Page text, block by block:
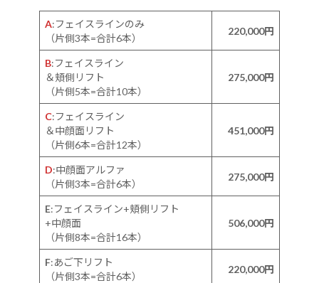
A:フェイスラインのみ
（片側3本=合計6本）
220,000円
B:フェイスライン
＆頬側リフト
（片側5本=合計10本）
275,000円
C:フェイスライン
＆中顔面リフト
（片側6本=合計12本）
451,000円
D:中顔面アルファ
（片側3本=合計6本）
275,000円
E:フェイスライン+頬側リフト
+中顔面
（片側8本=合計16本）
506,000円
F:あご下リフト
（片側3本=合計6本）
220,000円